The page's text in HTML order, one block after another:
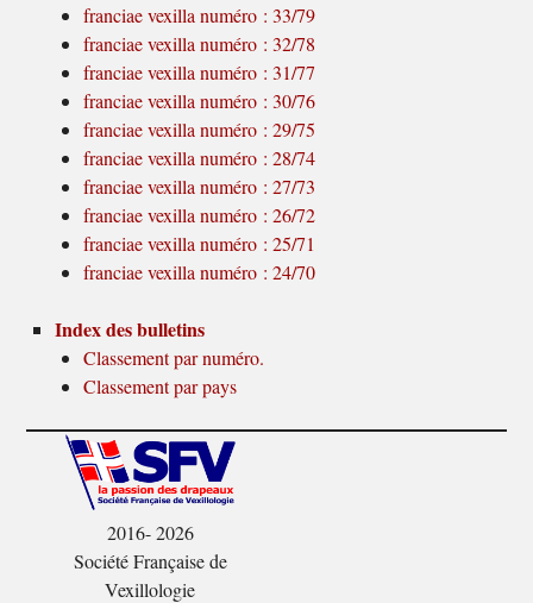
franciae vexilla numéro : 33/79
franciae vexilla numéro : 32/78
franciae vexilla numéro : 31/77
franciae vexilla numéro : 30/76
franciae vexilla numéro : 29/75
franciae vexilla numéro : 28/74
franciae vexilla numéro : 27/73
franciae vexilla numéro : 26/72
franciae vexilla numéro : 25/71
franciae vexilla numéro : 24/70
Index des bulletins
Classement par numéro.
Classement par pays
2016- 2026
Société Française de
Vexillologie